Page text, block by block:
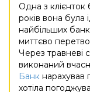
Одна з клієнток
років вона була
найбільших
миттєво
Через травневі
виконаний
Банк нарахував
хотіла